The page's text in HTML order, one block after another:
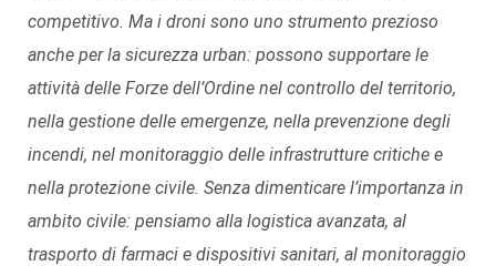
competitivo. Ma i droni sono uno strumento prezioso
anche per la sicurezza urban: possono supportare le
attività delle Forze dell’Ordine nel controllo del territorio,
nella gestione delle emergenze, nella prevenzione degli
incendi, nel monitoraggio delle infrastrutture critiche e
nella protezione civile. Senza dimenticare l’importanza in
ambito civile: pensiamo alla logistica avanzata, al
trasporto di farmaci e dispositivi sanitari, al monitoraggio